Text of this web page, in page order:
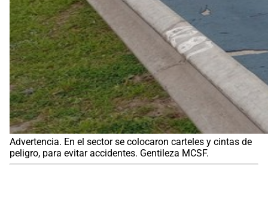
Advertencia. En el sector se colocaron carteles y cintas de
peligro, para evitar accidentes. Gentileza MCSF.